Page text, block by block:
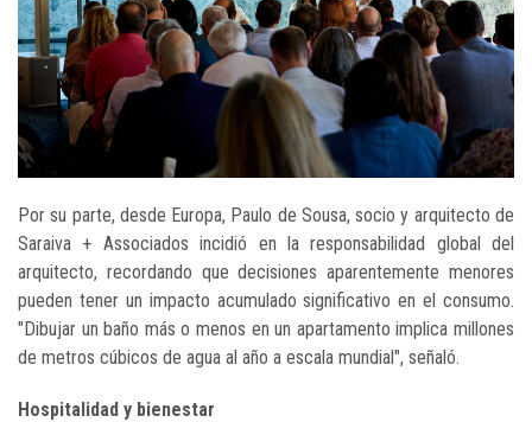
Por su parte, desde Europa, Paulo de Sousa, socio y arquitecto de
Saraiva + Associados incidió en la responsabilidad global del
arquitecto, recordando que decisiones aparentemente menores
pueden tener un impacto acumulado significativo en el consumo.
"Dibujar un baño más o menos en un apartamento implica millones
de metros cúbicos de agua al año a escala mundial", señaló.
Hospitalidad y bienestar